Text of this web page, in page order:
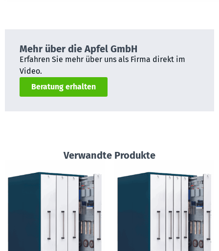
Mehr über die Apfel GmbH
Erfahren Sie mehr über uns als Firma direkt im
Video.
Beratung erhalten
Verwandte Produkte